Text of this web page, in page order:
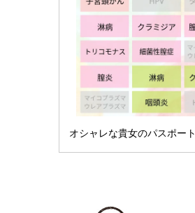
オシャレな貴女のパスポート